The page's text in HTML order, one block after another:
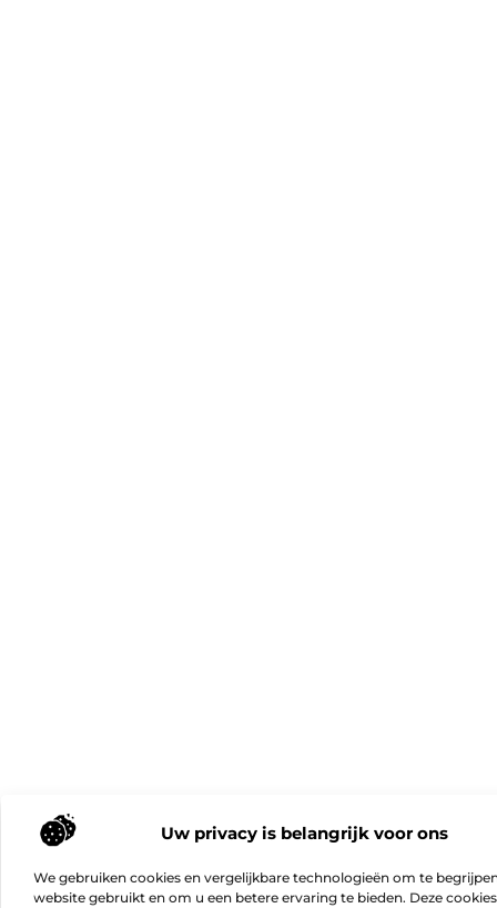
Uw privacy is belangrijk voor ons
We gebruiken cookies en vergelijkbare technologieën om te
website gebruikt en om u een betere ervaring te bieden. Deze